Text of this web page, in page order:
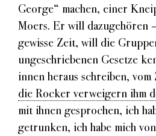
George“ machen, einer
Moers. Er will dazugehören
gewisse Zeit, will die
ungeschriebenen Gesetze
innen heraus schreiben,
die Rocker verweigern ihm
mit ihnen gesprochen, ich
getrunken, ich habe mich